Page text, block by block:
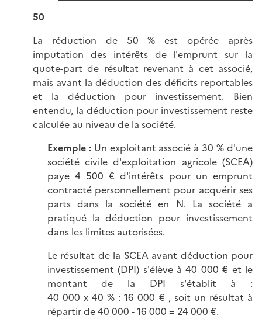
50
La réduction de 50 % est opérée après
imputation des intérêts de l'emprunt sur la
quote-part de résultat revenant à cet associé,
mais avant la déduction des déficits reportables
et la déduction pour investissement. Bien
entendu, la déduction pour investissement reste
calculée au niveau de la société.
Exemple : Un exploitant associé à 30 % d'une
société civile d'exploitation agricole (SCEA)
paye 4 500 € d'intérêts pour un emprunt
contracté personnellement pour acquérir ses
parts dans la société en N. La société a
pratiqué la déduction pour investissement
dans les limites autorisées.
Le résultat de la SCEA avant déduction pour
investissement (DPI) s'élève à 40 000 € et le
montant de la DPI s'établit à :
40 000 x 40 % : 16 000 € , soit un résultat à
répartir de 40 000 - 16 000 = 24 000 €.